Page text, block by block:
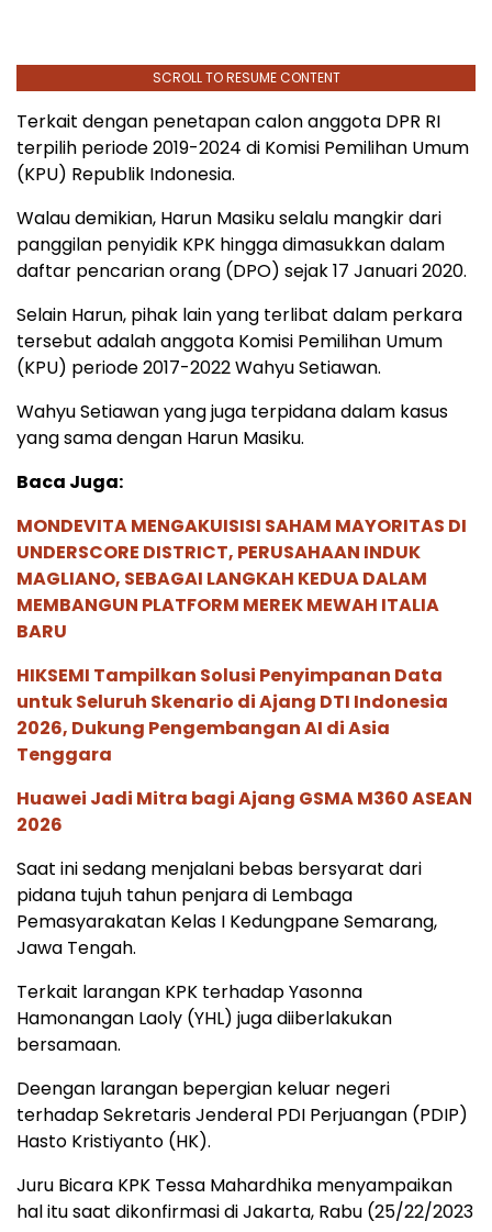
SCROLL TO RESUME CONTENT
Terkait dengan penetapan calon anggota DPR RI
terpilih periode 2019-2024 di Komisi Pemilihan Umum
(KPU) Republik Indonesia.
Walau demikian, Harun Masiku selalu mangkir dari
panggilan penyidik KPK hingga dimasukkan dalam
daftar pencarian orang (DPO) sejak 17 Januari 2020.
Selain Harun, pihak lain yang terlibat dalam perkara
tersebut adalah anggota Komisi Pemilihan Umum
(KPU) periode 2017-2022 Wahyu Setiawan.
Wahyu Setiawan yang juga terpidana dalam kasus
yang sama dengan Harun Masiku.
Baca Juga:
MONDEVITA MENGAKUISISI SAHAM MAYORITAS DI
UNDERSCORE DISTRICT, PERUSAHAAN INDUK
MAGLIANO, SEBAGAI LANGKAH KEDUA DALAM
MEMBANGUN PLATFORM MEREK MEWAH ITALIA
BARU
HIKSEMI Tampilkan Solusi Penyimpanan Data
untuk Seluruh Skenario di Ajang DTI Indonesia
2026, Dukung Pengembangan AI di Asia
Tenggara
Huawei Jadi Mitra bagi Ajang GSMA M360 ASEAN
2026
Saat ini sedang menjalani bebas bersyarat dari
pidana tujuh tahun penjara di Lembaga
Pemasyarakatan Kelas I Kedungpane Semarang,
Jawa Tengah.
Terkait larangan KPK terhadap Yasonna
Hamonangan Laoly (YHL) juga diiberlakukan
bersamaan.
Deengan larangan bepergian keluar negeri
terhadap Sekretaris Jenderal PDI Perjuangan (PDIP)
Hasto Kristiyanto (HK).
Juru Bicara KPK Tessa Mahardhika menyampaikan
hal itu saat dikonfirmasi di Jakarta, Rabu (25/22/2023